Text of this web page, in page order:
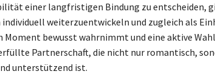
einer langfristigen Bindung zu entscheiden,
individuell weiterzuentwickeln und zugleich als
Moment bewusst wahrnimmt und eine aktive
Partnerschaft, die nicht nur romantisch,
unterstützend ist.